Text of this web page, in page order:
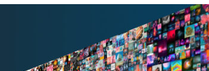
ع
ل
ى
ت
و
ب
ر
ي
د
ا